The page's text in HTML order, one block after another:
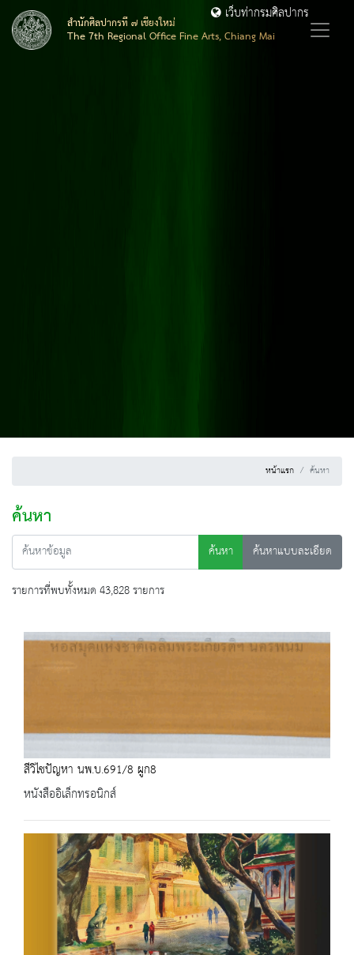
สำนักศิลปากรที่ ๗ เชียงใหม่
The 7th Regional Office Fine Arts, Chiang Mai
เว็บท่ากรมศิลปากร
หน้าแรก ค้นหา
ค้นหา
ค้นหา
ค้นหาแบบละเอียด
รายการที่พบทั้งหมด 43,828 รายการ
สีวิไชปัญหา นพ.บ.691/8 ผูก8
หนังสืออิเล็กทรอนิกส์